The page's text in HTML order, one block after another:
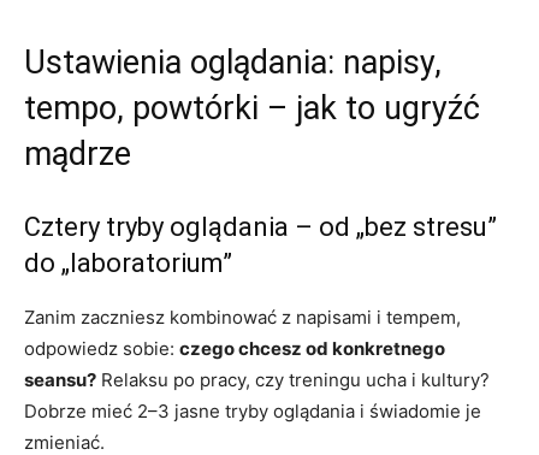
Ustawienia oglądania: napisy,
tempo, powtórki – jak to ugryźć
mądrze
Cztery tryby oglądania – od „bez stresu”
do „laboratorium”
Zanim zaczniesz kombinować z napisami i tempem,
odpowiedz sobie: czego chcesz od konkretnego
seansu? Relaksu po pracy, czy treningu ucha i kultury?
Dobrze mieć 2–3 jasne tryby oglądania i świadomie je
zmieniać.